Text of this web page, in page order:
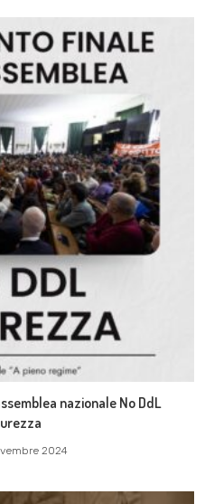
nazionale No DdL
2024